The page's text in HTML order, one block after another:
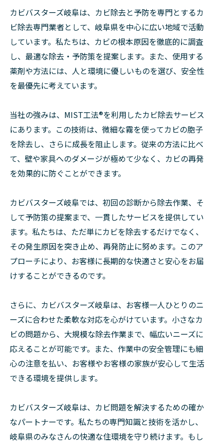
カビバスターズ岐阜は、カビ除去と予防を専門とするカ
ビ除去専門業者として、岐阜県を中心に広い地域で活動
しています。私たちは、カビの根本原因を徹底的に調査
し、最適な除去・予防策を提案します。また、使用する
薬剤や方法には、人と環境に優しいものを選び、安全性
を最優先に考えています。
当社の強みは、MIST工法®を利用したカビ除去サービス
にあります。この技術は、微細な霧を使ってカビの胞子
を除去し、さらに成長を阻止します。従来の方法に比べ
て、壁や家具へのダメージが極めて少なく、カビの再発
を効果的に防ぐことができます。
カビバスターズ岐阜では、初回の診断から除去作業、そ
して予防策の提案まで、一貫したサービスを提供してい
ます。私たちは、ただ単にカビを除去するだけでなく、
その発生原因を突き止め、再発防止に努めます。このア
プローチにより、お客様に長期的な快適さと安心をお届
けすることができるのです。
さらに、カビバスターズ岐阜は、お客様一人ひとりのニ
ーズに合わせた柔軟な対応を心がけています。小さなカ
ビの問題から、大規模な除去作業まで、幅広いニーズに
応えることが可能です。また、作業中の安全管理にも細
心の注意を払い、お客様やお客様の家族が安心して生活
できる環境を提供します。
カビバスターズ岐阜は、カビ問題を解決するための確か
なパートナーです。私たちの専門知識と技術を活かし、
岐阜県のみなさんの快適な住環境を守り続けます。もし